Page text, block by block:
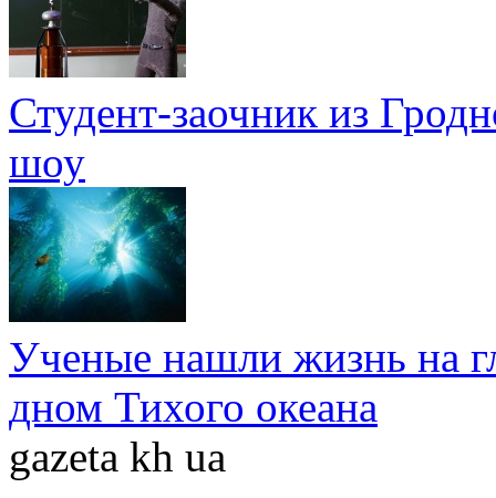
Студент-заочник из
шоу
Ученые нашли жизнь на
дном Тихого океана
gazeta kh ua